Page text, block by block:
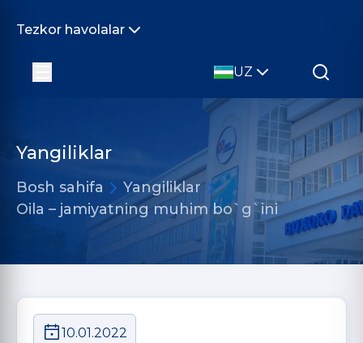
Tezkor havolalar
UZ
Yangiliklar
Bosh sahifa
Yangiliklar
Oila – jamiyatning muhim bo`g`ini
10.01.2022